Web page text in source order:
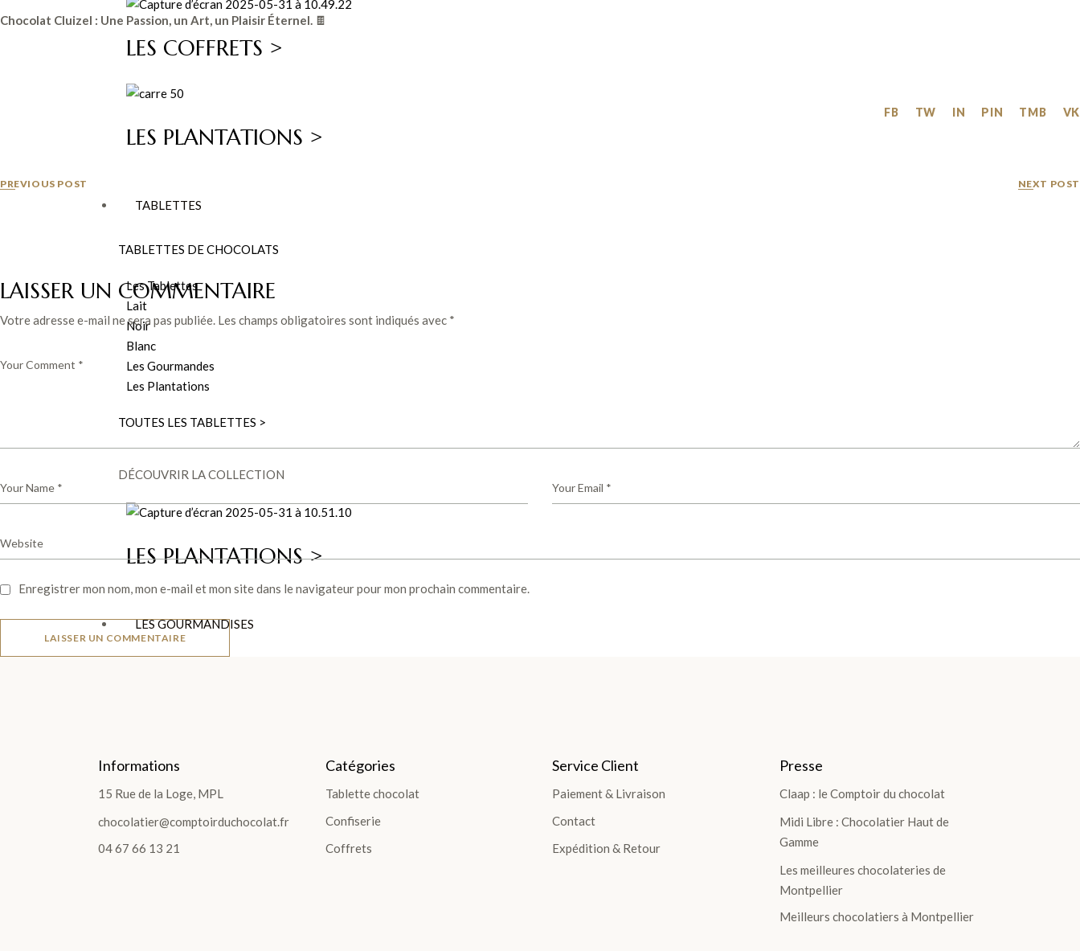
LES COFFRETS >
LES PLANTATIONS >
TABLETTES
TABLETTES DE CHOCOLATS
Les Tablettes
Lait
Noir
Blanc
Les Gourmandes
Les Plantations
TOUTES LES TABLETTES >
DÉCOUVRIR LA COLLECTION
LES PLANTATIONS >
LES GOURMANDISES
Bouchées et Barres
Fruits confits
Pâtes de fruits
Pâte d'Amandes
Chocolat Cluizel : Une Passion, un Art, un Plaisir Éternel. 🍫
FB TW IN PIN TMB VK
PREVIOUS POST NEXT POST
LAISSER UN COMMENTAIRE
Votre adresse e-mail ne sera pas publiée. Les champs obligatoires sont indiqués avec *
Enregistrer mon nom, mon e-mail et mon site dans le navigateur pour mon prochain commentaire.
LAISSER UN COMMENTAIRE
Informations
15 Rue de la Loge, MPL
chocolatier@comptoirduchocolat.fr
04 67 66 13 21
Catégories
Tablette chocolat
Confiserie
Coffrets
Service Client
Paiement & Livraison
Contact
Expédition & Retour
Presse
Claap : le Comptoir du chocolat
Midi Libre : Chocolatier Haut de
Gamme
Les meilleures chocolateries de
Montpellier
Meilleurs chocolatiers à Montpellier